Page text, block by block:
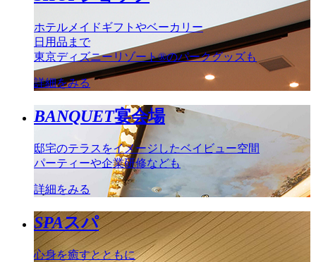
ホテルメイドギフトやベーカリー
日用品まで
東京ディズニーリゾート®のパークグッズも
詳細をみる
BANQUET宴会場
邸宅のテラスをイメージしたベイビュー空間
パーティーや企業研修なども
詳細をみる
SPAスパ
心身を癒すとともに